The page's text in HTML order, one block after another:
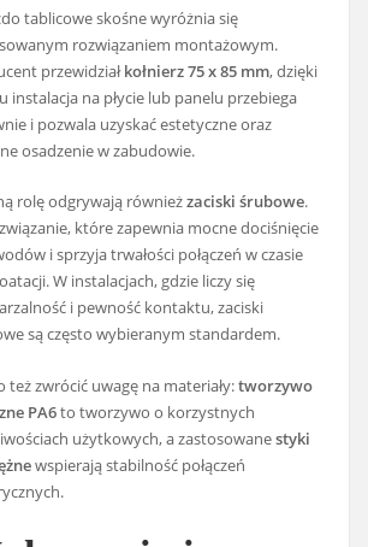
tablicowe skośne wyróżnia się
rozwiązaniem montażowym.
przewidziałkołnierz 75 x 85 mm, dzięki
instalacja na płycie lub panelu przebiega
i pozwala uzyskać estetyczne oraz
osadzenie w zabudowie.
rolę odgrywają równieżzaciski śrubowe.
które zapewnia mocne dociśnięcie
i sprzyja trwałości połączeń w czasie
W instalacjach, gdzie liczy się
i pewność kontaktu, zaciski
są często wybieranym standardem.
też zwrócić uwagę na materiały:tworzywo
PA6to tworzywo o korzystnych
użytkowych, a zastosowanestyki
wspierają stabilność połączeń